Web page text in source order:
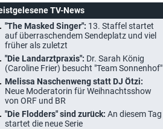
TV-News
"The Masked Singer": 13. Staffel startet
auf überraschendem Sendeplatz und viel
früher als zuletzt
"Die Landarztpraxis": Dr. Sarah König
(Caroline Frier) besucht "Team Sonnenhof"
Melissa Naschenweng statt DJ Ötzi:
Neue Moderatorin für Weihnachtsshow
von ORF und BR
"Die Flodders" sind zurück: An diesem Tag
startet die neue Serie